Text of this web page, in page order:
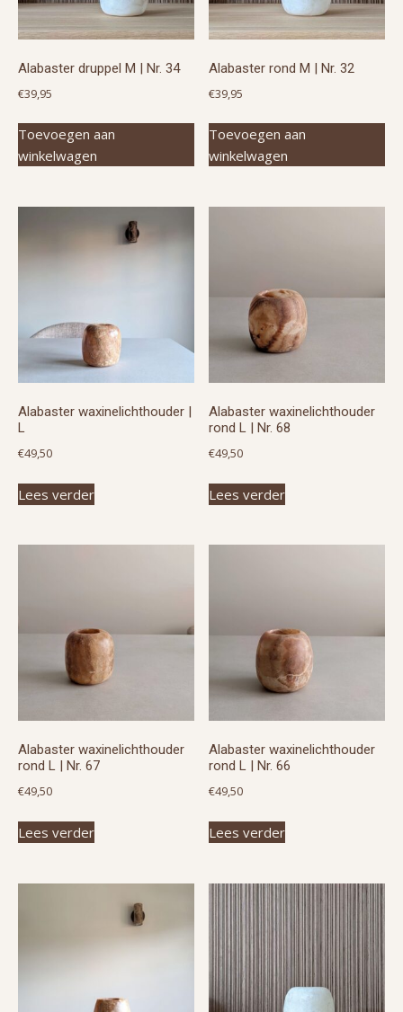
Alabaster druppel M | Nr. 34
€39,95
Toevoegen aan
winkelwagen
Alabaster rond M | Nr. 32
€39,95
Toevoegen aan
winkelwagen
Alabaster waxinelichthouder |
L
€49,50
Lees verder
Alabaster waxinelichthouder
rond L | Nr. 68
€49,50
Lees verder
Alabaster waxinelichthouder
rond L | Nr. 67
€49,50
Lees verder
Alabaster waxinelichthouder
rond L | Nr. 66
€49,50
Lees verder